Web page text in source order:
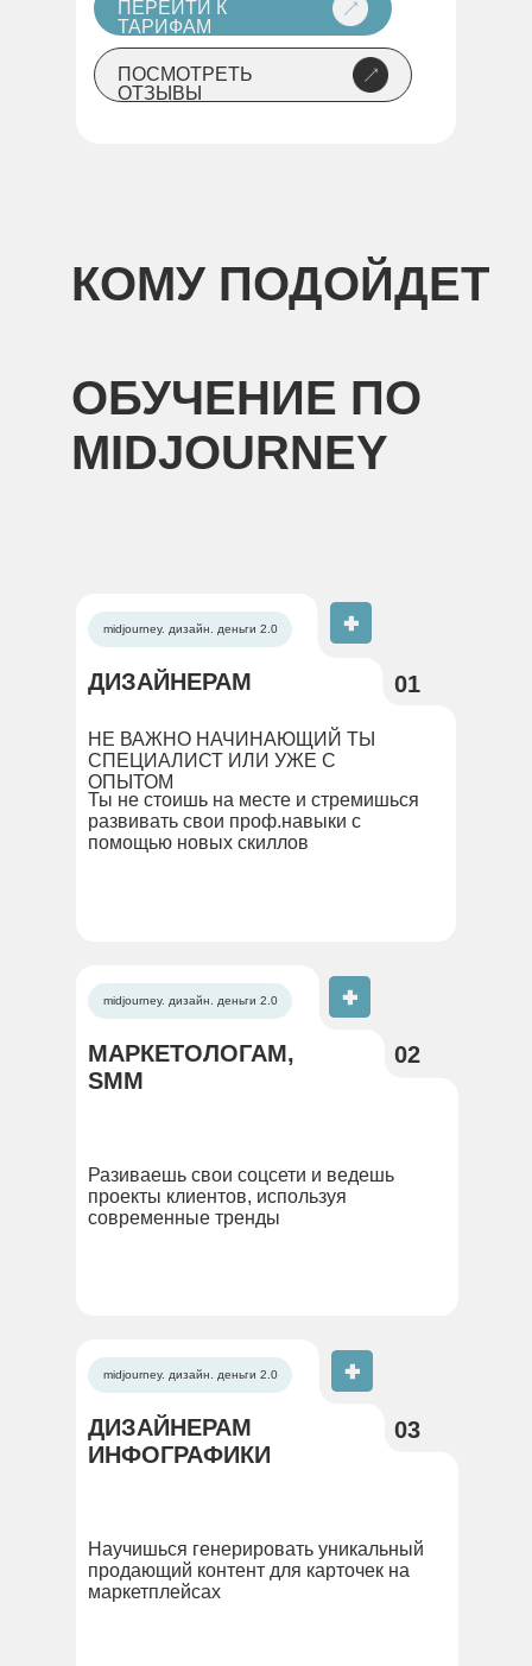
ПЕРЕЙТИ К
ТАРИФАМ
ПОСМОТРЕТЬ
ОТЗЫВЫ
КОМУ ПОДОЙДЕТ
ДИЗАЙНЕРАМ 01
НЕ ВАЖНО НАЧИНАЮЩИЙ ТЫ
СПЕЦИАЛИСТ ИЛИ УЖЕ С
ОПЫТОМ
Ты не стоишь на месте и стремишься
развивать свои проф.навыки с
помощью новых скиллов
ДИЗАЙНЕРАМ
ИНФОГРАФИКИ
03
МАРКЕТОЛОГАМ,
SMM
Научишься генерировать уникальный
продающий контент для карточек на
маркетплейсах
02
Разиваешь свои соцсети и ведешь
проекты клиентов, используя
современные тренды
ОБУЧЕНИЕ ПО
MIDJOURNEY
midjourney. дизайн. деньги 2.0
midjourney. дизайн. деньги 2.0
midjourney. дизайн. деньги 2.0